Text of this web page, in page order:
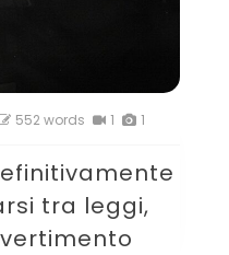
552 words 1 1
tra leggi,